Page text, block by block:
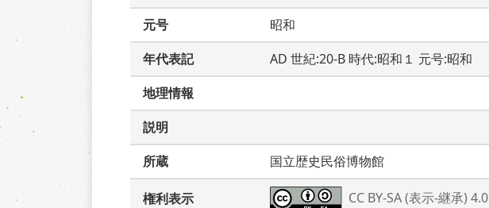
元号
昭和
年代表記
AD 世紀:20-B 時代:昭和１ 元号:昭和
地理情報
説明
所蔵
国立歴史民俗博物館
権利表示 CC BY-SA (表示-継承) 4.0